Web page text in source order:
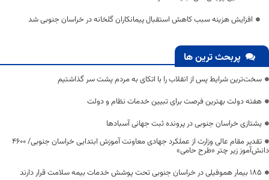
افزایش هزینه سبب کاهش استقبال پیمانکاران گلخانه در خراسان جنوبی شد
پربحث ترین ها
سخت‌ترین شرایط پس از انقلاب را با اتکای به مردم پشت سر گذاشتیم
هفته دولت بهترین فرصت برای تبیین خدمات نظام و دولت
یشتازی خراسان جنوبی در پرونده ثبت جهانی آسبادها
تقدیر مقام عالی وزارت از عملکرد جهادی معاونت آموزش ابتدایی خراسان جنوبی/ ۴۶۰۰
دانش‌آموز زیر چتر «طرح حامی»
۱۸۵ بیمار هموفیلی در خراسان جنوبی تحت پوشش خدمات بیمه سلامت قرار دارند